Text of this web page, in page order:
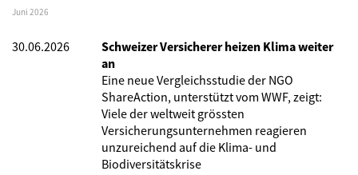
Juni 2026
30.06.2026
Schweizer Versicherer heizen Klima weiter
an
Eine neue Vergleichsstudie der NGO
ShareAction, unterstützt vom WWF, zeigt:
Viele der weltweit grössten
Versicherungsunternehmen reagieren
unzureichend auf die Klima- und
Biodiversitätskrise